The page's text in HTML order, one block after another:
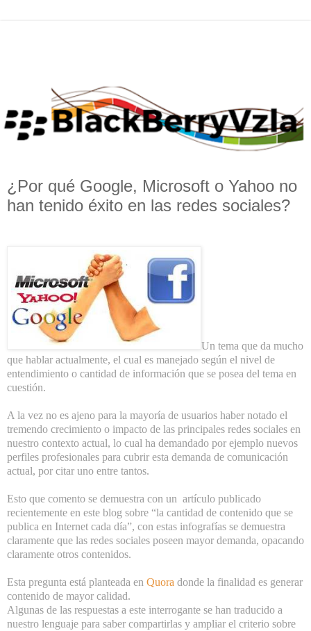
¿Por qué Google, Microsoft o Yahoo no
han tenido éxito en las redes sociales?
Un tema que da mucho
que hablar actualmente, el cual es manejado según el nivel de
entendimiento o cantidad de información que se posea del tema en
cuestión.
A la vez no es ajeno para la mayoría de usuarios haber notado el
tremendo crecimiento o impacto de las principales redes sociales en
nuestro contexto actual, lo cual ha demandado por ejemplo nuevos
perfiles profesionales para cubrir esta demanda de comunicación
actual, por citar uno entre tantos.
Esto que comento se demuestra con un artículo publicado
recientemente en este blog sobre “la cantidad de contenido que se
publica en Internet cada día”, con estas infografías se demuestra
claramente que las redes sociales poseen mayor demanda, opacando
claramente otros contenidos.
Esta pregunta está planteada en Quora donde la finalidad es generar
contenido de mayor calidad.
Algunas de las respuestas a este interrogante se han traducido a
nuestro lenguaje para saber compartirlas y ampliar el criterio sobre